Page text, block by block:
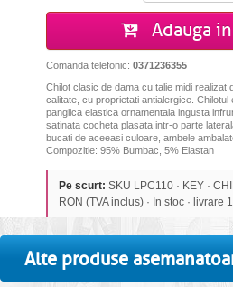
Adauga
Comanda telefonic: 0371236355
Chilot clasic de dama cu talie midi realizat
calitate, cu proprietati antialergice. Chilotul
panglica elastica ornamentala ingusta
satinata cocheta plasata intr-o parte
bucati de aceeasi culoare, ambele
Compozitie: 95% Bumbac, 5% Elastan
Pe scurt: SKU LPC110 · KEY ·
RON (TVA inclus) · In stoc · livrare
Alte produse